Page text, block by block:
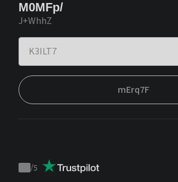
M0MFp/
J+WhhZ
mErq7F
Trustpilot
/5